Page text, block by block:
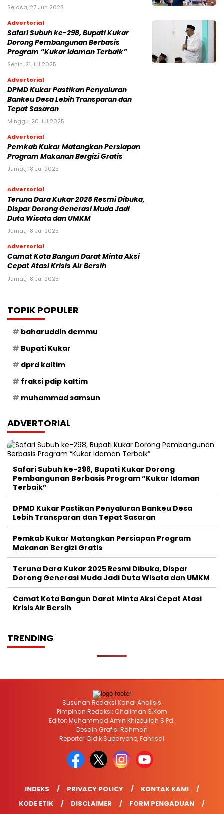
Selasa, 27 Jun 2023
Advertorial
Safari Subuh ke-298, Bupati Kukar
Dorong Pembangunan Berbasis
Program “Kukar Idaman Terbaik”
Senin, 21 Jul 2025
Advertorial
DPMD Kukar Pastikan Penyaluran
Bankeu Desa Lebih Transparan dan
Tepat Sasaran
Minggu, 20 Jul 2025
Advertorial
Pemkab Kukar Matangkan Persiapan
Program Makanan Bergizi Gratis
Jumat, 18 Jul 2025
Advertorial
Teruna Dara Kukar 2025 Resmi Dibuka,
Dispar Dorong Generasi Muda Jadi
Duta Wisata dan UMKM
Jumat, 18 Jul 2025
Advertorial
Camat Kota Bangun Darat Minta Aksi
Cepat Atasi Krisis Air Bersih
Jumat, 18 Jul 2025
TOPIK POPULER
baharuddin demmu
Bupati Kukar
dprd kaltim
fraksi pdip kaltim
muhammad samsun
ADVERTORIAL
Safari Subuh ke-298, Bupati Kukar Dorong
Pembangunan Berbasis Program “Kukar Idaman
Terbaik”
DPMD Kukar Pastikan Penyaluran Bankeu Desa
Lebih Transparan dan Tepat Sasaran
Pemkab Kukar Matangkan Persiapan Program
Makanan Bergizi Gratis
Teruna Dara Kukar 2025 Resmi Dibuka, Dispar
Dorong Generasi Muda Jadi Duta Wisata dan UMKM
Camat Kota Bangun Darat Minta Aksi Cepat Atasi
Krisis Air Bersih
TRENDING
Susunan Redaksi Kanal Analisis
Pimpinan Redaksi: Chalimah S.Kom
Editor: Muhammad Amin Khizbullah S.Pd.
Desain Grafis: Rahman
Reporter: Didik Suparyono, Fahrisal
INDEKS PRIVACY POLICY
KONTAK KAMI
KODE ETIK
DISCLAIMER
FORM PENGADUAN